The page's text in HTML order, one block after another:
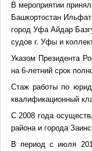
В мероприятии
Башкортостан Ильфат
город Уфа Айдар
судов г. Уфы и
Указом Президента
на 6-летний срок
Стаж работы по
квалификационный
С 2008 года
района и города
В период с июля